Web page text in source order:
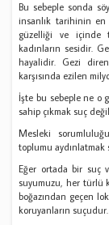
Bu sebeple sonda
insanlık tarihinin en
güzelliği ve içinde
kadınların sesidir.
hayalidir. Gezi
karşısında ezilen
İşte bu sebeple ne o
sahip çıkmak suç
Mesleki
toplumu aydınlatmak
Eğer ortada bir suç
suyumuzu, her türlü
boğazından geçen
koruyanların suçudur.